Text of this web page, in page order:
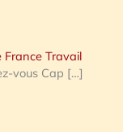
France Travail
vous Cap […]